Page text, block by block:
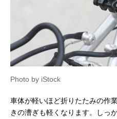
Photo by iStock
車体が軽いほど折りたたみの作
きの漕ぎも軽くなります。しっ